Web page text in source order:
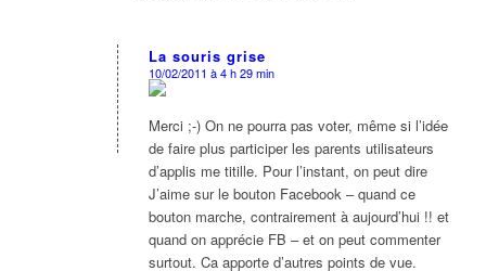
La souris grise
dit
10/02/2011 à 4 h 29 min
Merci ;-) On ne pourra pas voter, même si l’idée
de faire plus participer les parents utilisateurs
d’applis me titille. Pour l’instant, on peut dire
J’aime sur le bouton Facebook – quand ce
bouton marche, contrairement à aujourd’hui !! et
quand on apprécie FB – et on peut commenter
surtout. Ca apporte d’autres points de vue.